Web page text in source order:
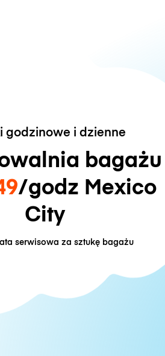
godzinowe i dzienne
bagażu
/godz Mexico
City
serwisowa za sztukę bagażu